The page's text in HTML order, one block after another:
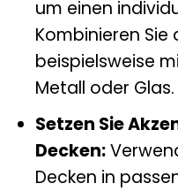
um einen
Kombinieren Sie
beispielsweise
Metall oder Glas.
Setzen Sie
Decken:
Decken in